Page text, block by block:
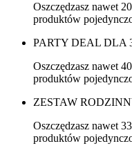
Oszczędzasz nawet
produktów
PARTY DEAL DLA
Oszczędzasz nawet
produktów
ZESTAW
Oszczędzasz nawet
produktów